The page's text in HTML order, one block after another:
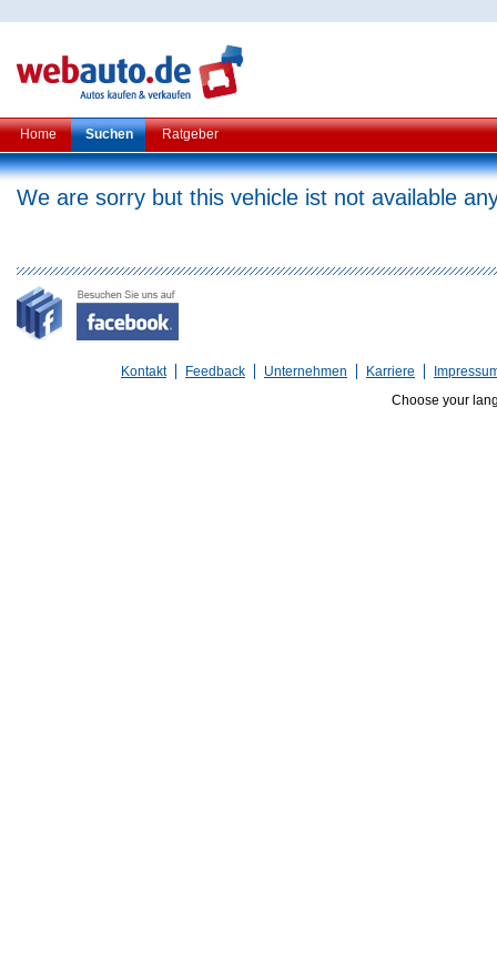
Home Suchen Ratgeber
We are sorry but this vehicle ist not available
Kontakt Feedback Unternehmen Karriere
Choose your